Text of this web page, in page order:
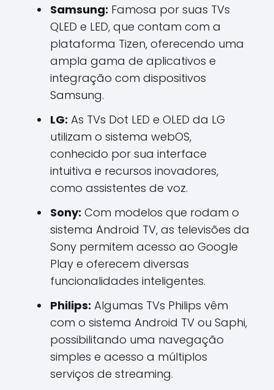
Samsung: Famosa por suas TVs
QLED e LED, que contam com a
plataforma Tizen, oferecendo uma
ampla gama de aplicativos e
integração com dispositivos
Samsung.
LG: As TVs Dot LED e OLED da LG
utilizam o sistema webOS,
conhecido por sua interface
intuitiva e recursos inovadores,
como assistentes de voz.
Sony: Com modelos que rodam o
sistema Android TV, as televisões da
Sony permitem acesso ao Google
Play e oferecem diversas
funcionalidades inteligentes.
Philips: Algumas TVs Philips vêm
com o sistema Android TV ou Saphi,
possibilitando uma navegação
simples e acesso a múltiplos
serviços de streaming.